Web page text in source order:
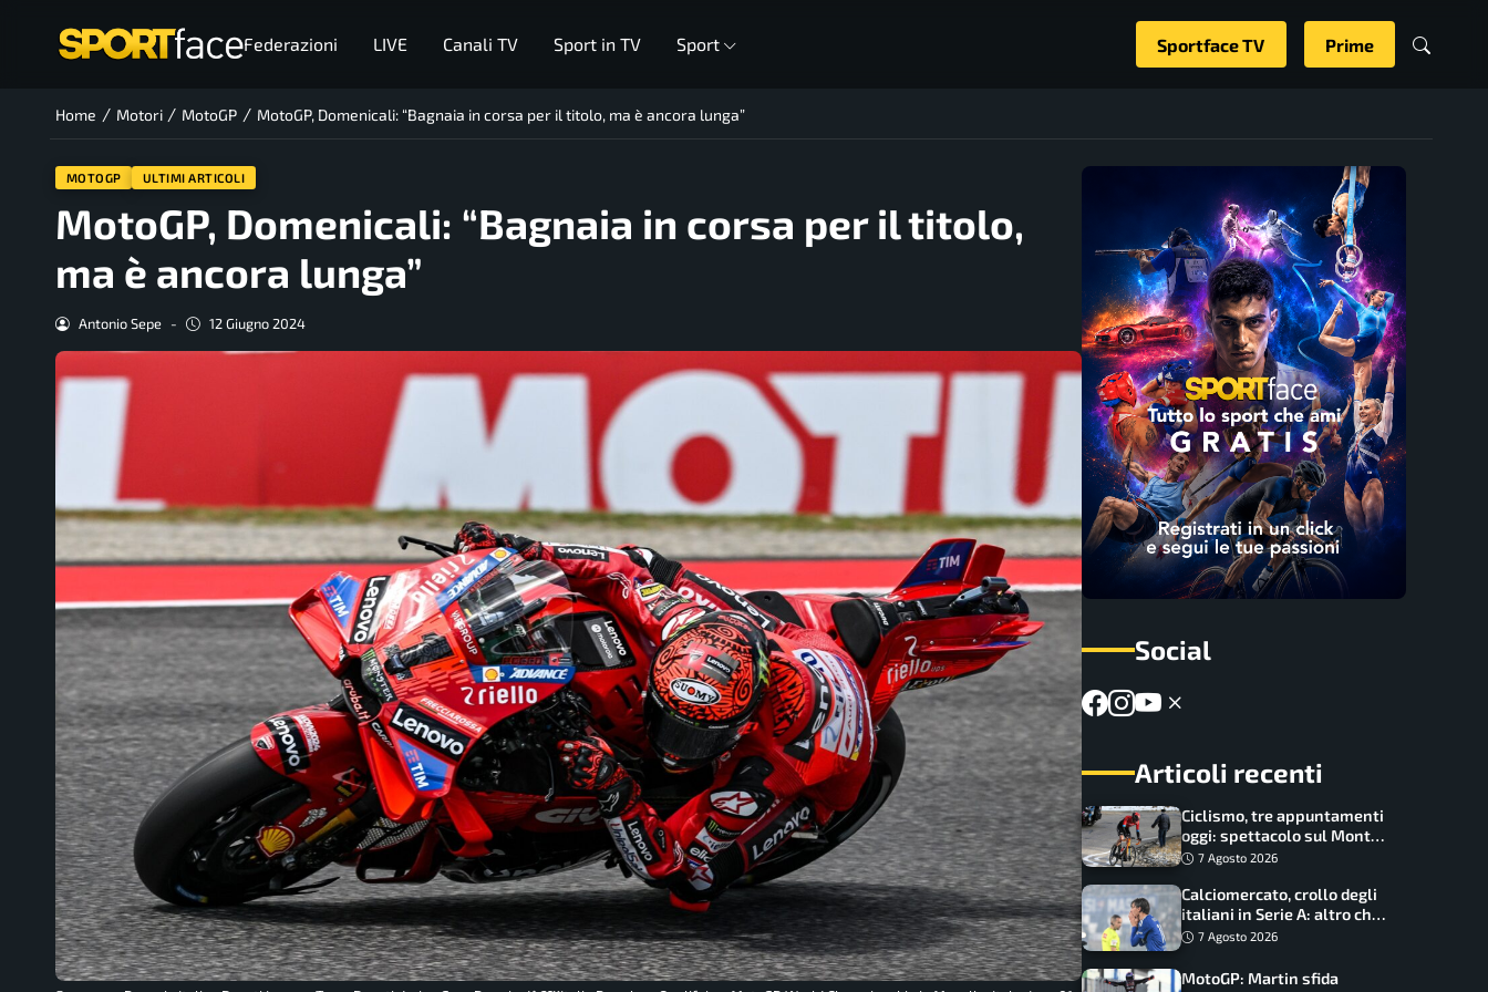
Federazioni LIVE Canali TV Sport in TV Sport Sportface TV Prime
Home / Motori / MotoGP / MotoGP, Domenicali: “Bagnaia in corsa per il titolo, ma è ancora lunga”
MOTOGP ULTIMI ARTICOLI
MotoGP, Domenicali: “Bagnaia in corsa per il titolo,
ma è ancora lunga”
Antonio Sepe - 12 Giugno 2024
Social
Articoli recenti
Ciclismo, tre appuntamenti
oggi: spettacolo sul Mont
Ventoux, orari e come
7 Agosto 2026
Calciomercato, crollo degli
italiani in Serie A: altro che
svolta dopo il Mondiale
7 Agosto 2026
MotoGP: Martin sfida